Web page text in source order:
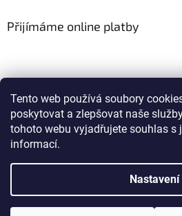
Tento web používá soubory
poskytovat a zlepšovat naše
tohoto webu vyjadřujete souhlas s
informací.
Nastavení
Přijímáme online platby
WULITON
Vytvořil